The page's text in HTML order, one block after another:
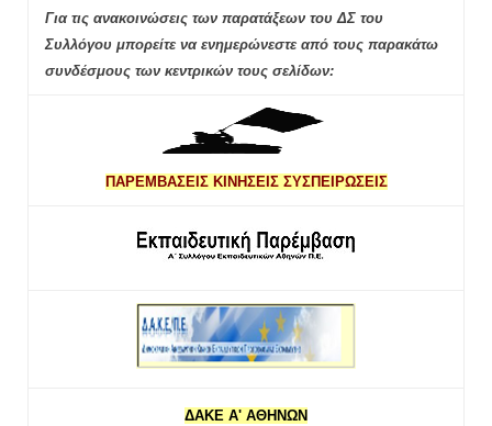
Για τις ανακοινώσεις των παρατάξεων του ΔΣ του
Συλλόγου μπορείτε να ενημερώνεστε από τους παρακάτω
συνδέσμους των κεντρικών τους σελίδων:
ΠΑΡΕΜΒΑΣΕΙΣ ΚΙΝΗΣΕΙΣ ΣΥΣΠΕΙΡΩΣΕΙΣ
ΔΑΚΕ Α' ΑΘΗΝΩΝ